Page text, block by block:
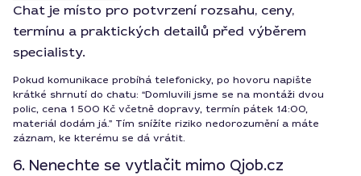
Chat je místo pro potvrzení rozsahu, ceny,
termínu a praktických detailů před výběrem
specialisty.
Pokud komunikace probíhá telefonicky, po hovoru napište
krátké shrnutí do chatu: “Domluvili jsme se na montáži dvou
polic, cena 1 500 Kč včetně dopravy, termín pátek 14:00,
materiál dodám já.” Tím snížíte riziko nedorozumění a máte
záznam, ke kterému se dá vrátit.
6. Nenechte se vytlačit mimo Qjob.cz